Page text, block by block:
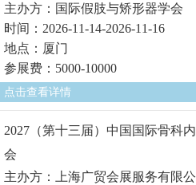
主办方：国际假肢与矫形器学会
时间：2026-11-14-2026-11-16
地点：厦门
参展费：5000-10000
点击查看详情
2027（第十三届）中国国际骨科
会
主办方：上海广贸会展服务有限公